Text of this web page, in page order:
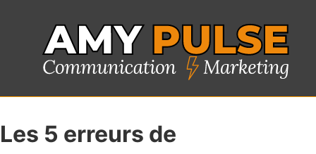
Les 5 erreurs de